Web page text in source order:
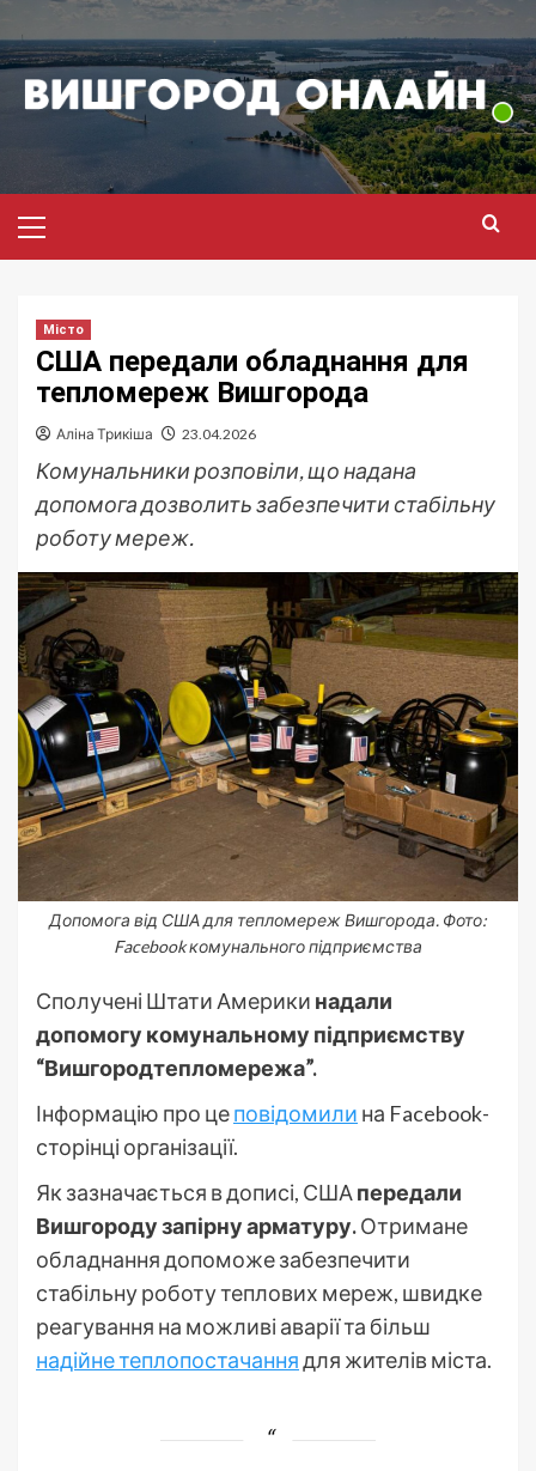
до
вмісту
меню
Місто
США передали обладнання для
тепломереж Вишгорода
Аліна Трикіша 23.04.2026
Комунальники розповіли, що надана
допомога дозволить забезпечити стабільну
роботу мереж.
Допомога від США для тепломереж Вишгорода. Фото:
Facebook комунального підприємства
Сполучені Штати Америки надали
допомогу комунальному підприємству
“Вишгородтепломережа”.
Інформацію про цеповідомили на Facebook-
сторінці організації.
Як зазначається в дописі, СШАпередали
Вишгороду запірну арматуру.Отримане
обладнання допоможе забезпечити
стабільну роботу теплових мереж, швидке
реагування на можливі аварії та більш
надійне теплопостачаннядля жителів міста.